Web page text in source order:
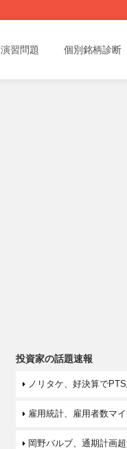
演習問題 個別銘柄診断
投資家の話題速報
ノリタケ、好決算で
雇用統計、雇用者数マ
岡野バルブ、通期計画